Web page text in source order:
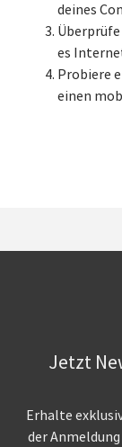
deines
es
Probiere
einen
Jetzt
Erhalte
der